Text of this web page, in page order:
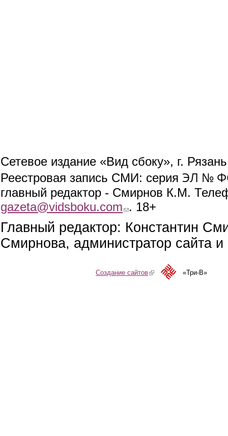
Сетевое издание «Вид сбоку», г.
Реестровая запись СМИ: серия ЭЛ №
главный редактор - Смирнов К.М.
gazeta@vidsboku.com (link sends e-mail)
. 18+
Главный редактор: Константин
Смирнова, администратор сайта
Создание сайтов(link is external)«Три-В»